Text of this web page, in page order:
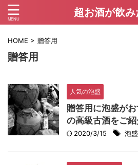
超お酒が飲
HOME > 贈答用
贈答用
人気の泡盛
贈答用に泡盛が
の高級古酒をご紹
2020/3/15 泡盛